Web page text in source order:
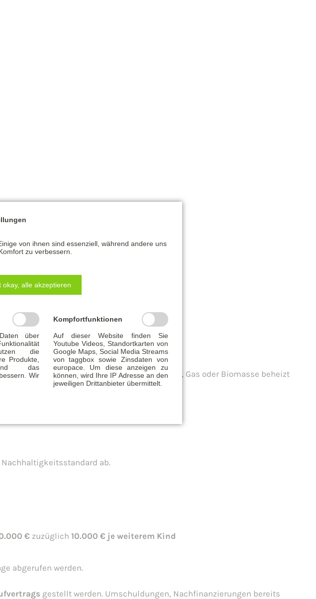
überschreitet
40)erfüllen und darf nicht mit Öl, Gas oder Biomasse beheizt
Nachhaltigkeitsstandard ab.
€ zuzüglich 10.000 € je weiterem Kind
abgerufen werden.
gestellt werden. Umschuldungen, Nachfinanzierungen bereits
von ihnen sind essenziell, während andere uns
zu verbessern.
okay, alle akzeptieren
über
die
Produkte,
und das
Wir
Kompfortfunktionen
Auf dieser Website finden Sie
Youtube Videos, Standortkarten von
Google Maps, Social Media Streams
von taggbox sowie Zinsdaten von
europace. Um diese anzeigen zu
können, wird Ihre IP Adresse an den
jeweiligen Drittanbieter übermittelt.